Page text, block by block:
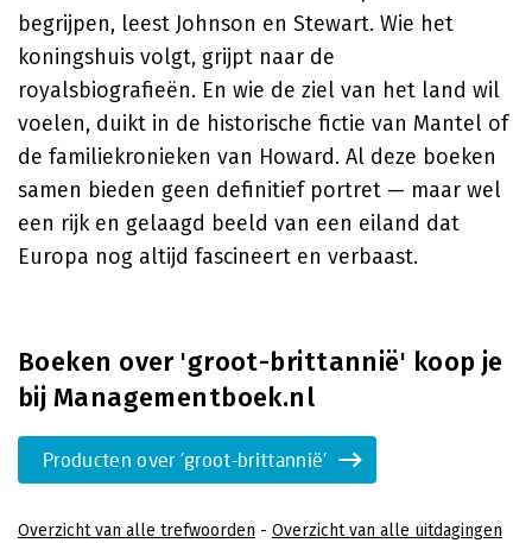
begrijpen, leest Johnson en Stewart. Wie het
koningshuis volgt, grijpt naar de
royalsbiografieën. En wie de ziel van het land wil
voelen, duikt in de historische fictie van Mantel of
de familiekronieken van Howard. Al deze boeken
samen bieden geen definitief portret — maar wel
een rijk en gelaagd beeld van een eiland dat
Europa nog altijd fascineert en verbaast.
Boeken over 'groot-brittannië' koop je
bij Managementboek.nl
Producten over 'groot-brittannië'
Overzicht van alle trefwoorden - Overzicht van alle uitdagingen